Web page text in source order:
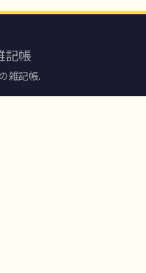
記帳
雑記帳.